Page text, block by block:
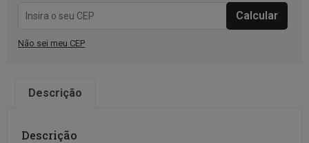
Não sei meu CEP
Descrição
Descrição